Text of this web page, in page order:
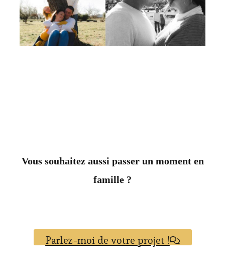
Vous souhaitez aussi passer un moment en
famille ?
Parlez-moi de votre projet !